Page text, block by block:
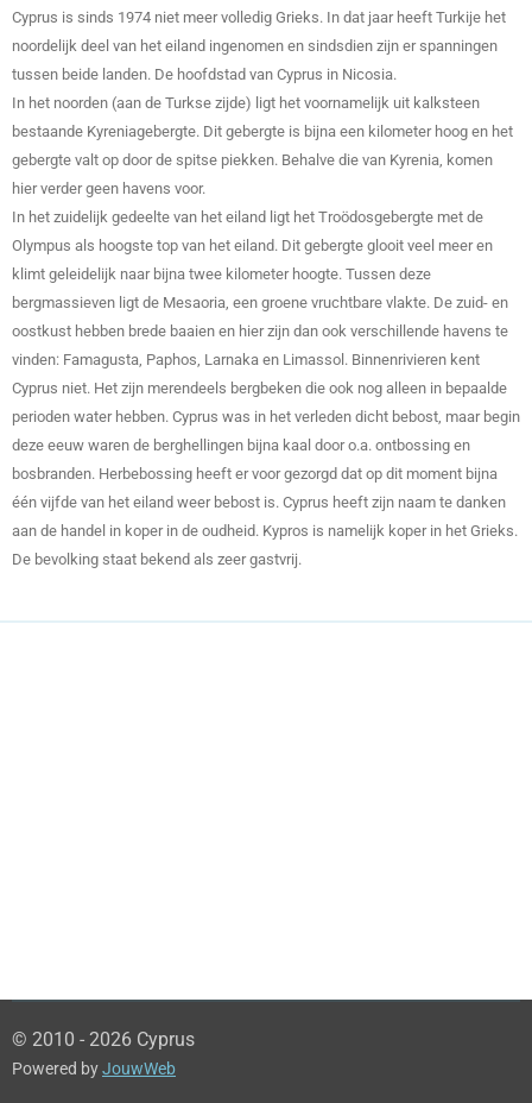
Cyprus is sinds 1974 niet meer volledig Grieks. In dat jaar heeft Turkije het
noordelijk deel van het eiland ingenomen en sindsdien zijn er spanningen
tussen beide landen. De hoofdstad van Cyprus in Nicosia.
In het noorden (aan de Turkse zijde) ligt het voornamelijk uit kalksteen
bestaande Kyreniagebergte. Dit gebergte is bijna een kilometer hoog en het
gebergte valt op door de spitse piekken. Behalve die van Kyrenia, komen
hier verder geen havens voor.
In het zuidelijk gedeelte van het eiland ligt het Troödosgebergte met de
Olympus als hoogste top van het eiland. Dit gebergte glooit veel meer en
klimt geleidelijk naar bijna twee kilometer hoogte. Tussen deze
bergmassieven ligt de Mesaoria, een groene vruchtbare vlakte. De zuid- en
oostkust hebben brede baaien en hier zijn dan ook verschillende havens te
vinden: Famagusta, Paphos, Larnaka en Limassol. Binnenrivieren kent
Cyprus niet. Het zijn merendeels bergbeken die ook nog alleen in bepaalde
perioden water hebben. Cyprus was in het verleden dicht bebost, maar begin
deze eeuw waren de berghellingen bijna kaal door o.a. ontbossing en
bosbranden. Herbebossing heeft er voor gezorgd dat op dit moment bijna
één vijfde van het eiland weer bebost is. Cyprus heeft zijn naam te danken
aan de handel in koper in de oudheid. Kypros is namelijk koper in het Grieks.
De bevolking staat bekend als zeer gastvrij.
© 2010 - 2026 Cyprus
Powered byJouwWeb